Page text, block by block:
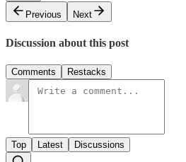
Previous
Next
Discussion about this post
Comments Restacks
Top Latest Discussions